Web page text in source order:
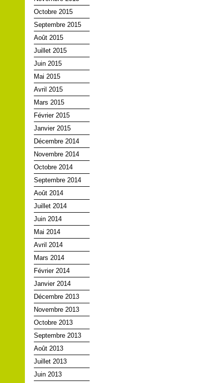
Octobre 2015
Septembre 2015
Août 2015
Juillet 2015
Juin 2015
Mai 2015
Avril 2015
Mars 2015
Février 2015
Janvier 2015
Décembre 2014
Novembre 2014
Octobre 2014
Septembre 2014
Août 2014
Juillet 2014
Juin 2014
Mai 2014
Avril 2014
Mars 2014
Février 2014
Janvier 2014
Décembre 2013
Novembre 2013
Octobre 2013
Septembre 2013
Août 2013
Juillet 2013
Juin 2013